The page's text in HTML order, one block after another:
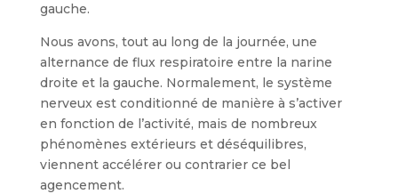
gauche.
Nous avons, tout au long de la journée, une
alternance de flux respiratoire entre la narine
droite et la gauche. Normalement, le système
nerveux est conditionné de manière à s’activer
en fonction de l’activité, mais de nombreux
phénomènes extérieurs et déséquilibres,
viennent accélérer ou contrarier ce bel
agencement.